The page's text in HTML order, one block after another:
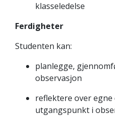
klasseledelse
Ferdigheter
Studenten kan:
planlegge,
observasjon
reflektere over
utgangspunkt i